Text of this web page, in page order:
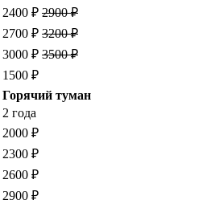
2400 ₽ 2900 ₽
2700 ₽ 3200 ₽
3000 ₽ 3500 ₽
1500 ₽
Горячий туман
2 года
2000 ₽
2300 ₽
2600 ₽
2900 ₽